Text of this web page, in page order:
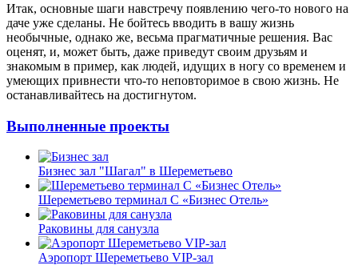
Итак, основные шаги навстречу появлению чего-то нового на
даче уже сделаны. Не бойтесь вводить в вашу жизнь
необычные, однако же, весьма прагматичные решения. Вас
оценят, и, может быть, даже приведут своим друзьям и
знакомым в пример, как людей, идущих в ногу со временем и
умеющих привнести что-то неповторимое в свою жизнь. Не
останавливайтесь на достигнутом.
Выполненные проекты
Бизнес зал "Шагал" в Шереметьево
Шереметьево терминал С «Бизнес Отель»
Раковины для санузла
Аэропорт Шереметьево VIP-зал